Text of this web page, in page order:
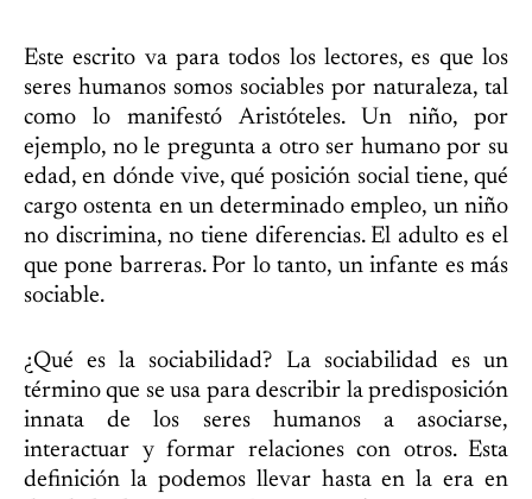
Este escrito va para todos los lectores, es que los
seres humanos somos sociables por naturaleza, tal
como lo manifestó Aristóteles. Un niño, por
ejemplo, no le pregunta a otro ser humano por su
edad, en dónde vive, qué posición social tiene, qué
cargo ostenta en un determinado empleo, un niño
no discrimina, no tiene diferencias. El adulto es el
que pone barreras. Por lo tanto, un infante es más
sociable.
¿Qué es la sociabilidad? La sociabilidad es un
término que se usa para describir la predisposición
innata de los seres humanos a asociarse,
interactuar y formar relaciones con otros. Esta
definición la podemos llevar hasta en la era en